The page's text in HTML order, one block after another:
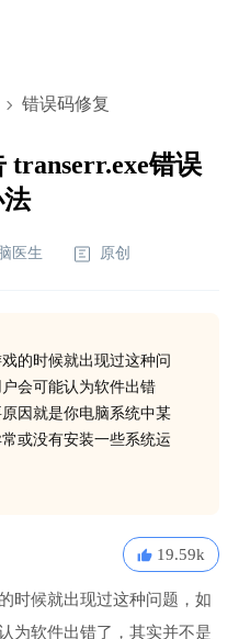
错误码修复
transerr.exe错误
法
医生 原创
的时候就出现过这种问
会可能认为软件出错
因就是你电脑系统中某
或没有安装一些系统运
19.59k
时候就出现过这种问题，如
为软件出错了，其实并不是